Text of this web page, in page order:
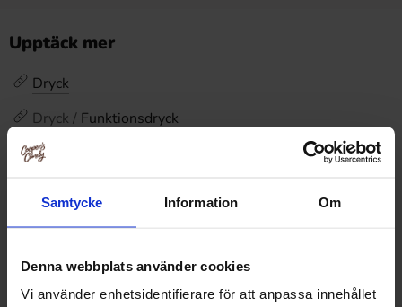
Samtycke Information Om
Denna webbplats använder cookies
Vi använder enhetsidentifierare för att anpassa innehållet
Upptäck mer
Dryck
Dryck / Funktionsdryck
Produkten har inga recensioner
Lägsta pris senaste 30 dagarna är 18.89 kr (2026-08-07)